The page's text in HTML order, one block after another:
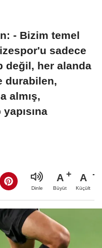
- Bizim temel
sadece
değil, her alanda
durabilen,
almış,
Dinle
A
Büyüt
A
Küçült